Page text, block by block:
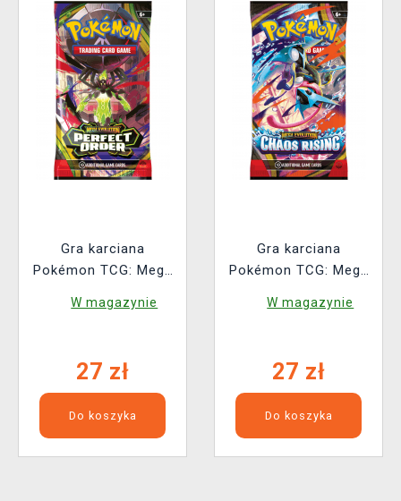
Gra karciana
Pokémon TCG: Mega
Order Booster (10
W magazynie
27 zł
Do koszyka
Gra karciana
Pokémon TCG: Mega
Rising - Booster (10
W magazynie
27 zł
Do koszyka